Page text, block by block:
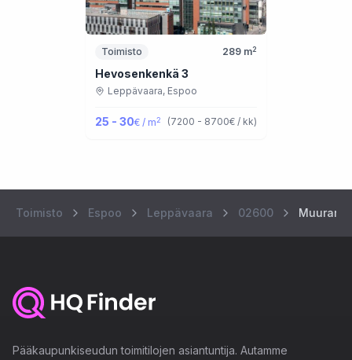
Toimisto 289 m2
Hevosenkenkä 3
Leppävaara, Espoo
25 - 30€ / m2 (7200 - 8700€ / kk)
Toimisto Espoo Leppävaara 02600
Pääkaupunkiseudun toimitilojen asiantuntija. Autamme